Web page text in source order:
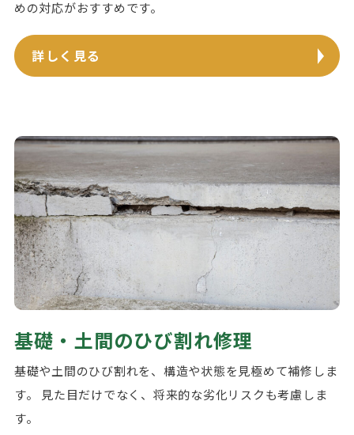
めの対応がおすすめです。
詳しく見る
基礎・土間のひび割れ修理
基礎や土間のひび割れを、構造や状態を見極めて補修しま
す。 見た目だけでなく、将来的な劣化リスクも考慮しま
す。